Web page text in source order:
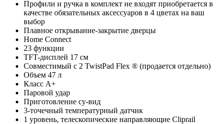
Профили и ручка в комплект не входят приобретается в
качестве обязательных аксессуаров в 4 цветах на ваш
выбор
Плавное открывание-закрытие дверцы
Home Connect
23 функции
TFT-дисплей 17 см
Совместимый с 2 TwistPad Flex ® (продается отдельно)
Объем 47 л
Класс A+
Паровой удар
Приготовление су-вид
3-точечный температурный датчик
1 уровень, телескопические направляющие Cliprail